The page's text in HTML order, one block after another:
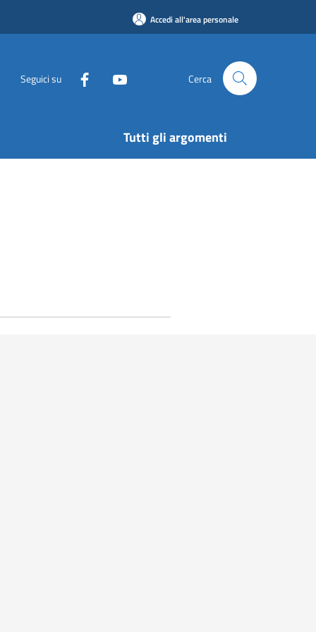
Accedi all'area personale
Seguici su Cerca
Tutti gli argomenti